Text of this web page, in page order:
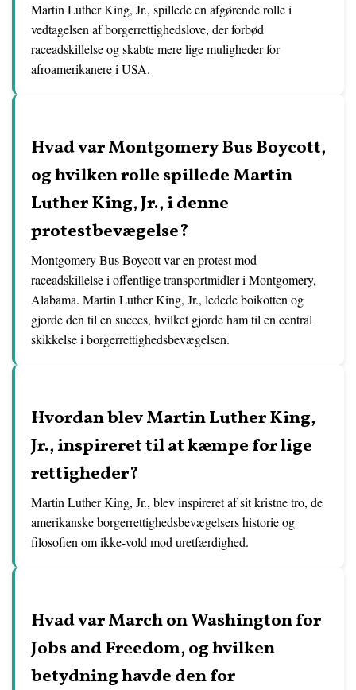
Martin Luther King, Jr., spillede en afgørende rolle i
vedtagelsen af borgerrettighedslove, der forbød
raceadskillelse og skabte mere lige muligheder for
afroamerikanere i USA.
Hvad var Montgomery Bus Boycott,
og hvilken rolle spillede Martin
Luther King, Jr., i denne
protestbevægelse?
Montgomery Bus Boycott var en protest mod
raceadskillelse i offentlige transportmidler i Montgomery,
Alabama. Martin Luther King, Jr., ledede boikotten og
gjorde den til en succes, hvilket gjorde ham til en central
skikkelse i borgerrettighedsbevægelsen.
Hvordan blev Martin Luther King,
Jr., inspireret til at kæmpe for lige
rettigheder?
Martin Luther King, Jr., blev inspireret af sit kristne tro, de
amerikanske borgerrettighedsbevægelsers historie og
filosofien om ikke-vold mod uretfærdighed.
Hvad var March on Washington for
Jobs and Freedom, og hvilken
betydning havde den for